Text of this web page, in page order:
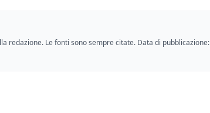
redazione. Le fonti sono sempre citate. Data di pubblicazione: